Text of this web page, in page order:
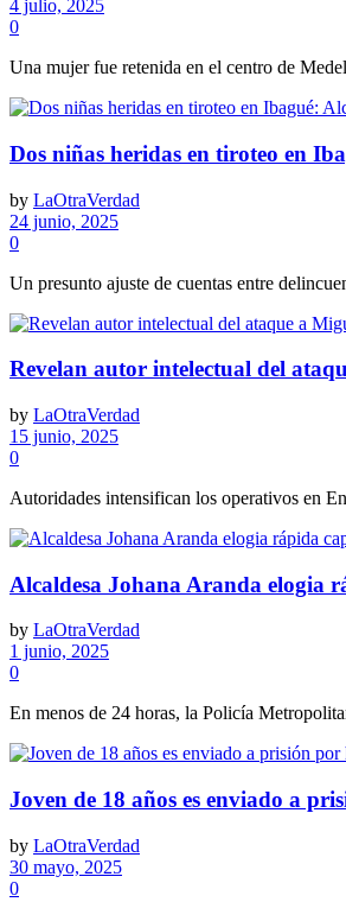
4 julio, 2025
0
Una mujer fue retenida en el centro de
Dos niñas heridas en tiroteo en
by LaOtraVerdad
24 junio, 2025
0
Un presunto ajuste de cuentas entre
Revelan autor intelectual del
by LaOtraVerdad
15 junio, 2025
0
Autoridades intensifican los operativos en
Alcaldesa Johana Aranda elogia
by LaOtraVerdad
1 junio, 2025
0
En menos de 24 horas, la Policía
Joven de 18 años es enviado a
by LaOtraVerdad
30 mayo, 2025
0